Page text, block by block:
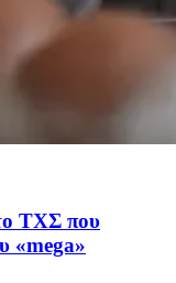
ΤΧΣ που
«mega»